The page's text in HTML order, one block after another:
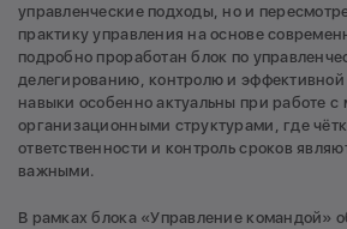
управленческие подходы, но и
практику управления на основе
подробно проработан блок по
делегированию, контролю и эффективной
навыки особенно актуальны при работе
организационными структурами, где
ответственности и контроль сроков
важными.
В рамках блока «Управление командой»